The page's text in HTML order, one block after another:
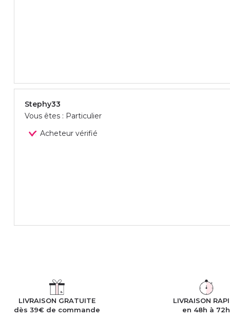
Stephy33
Vous êtes : Particulier
Acheteur vérifié
LIVRAISON GRATUITE
dès 39€ de commande
LIVRAISON
en 48h à 72h